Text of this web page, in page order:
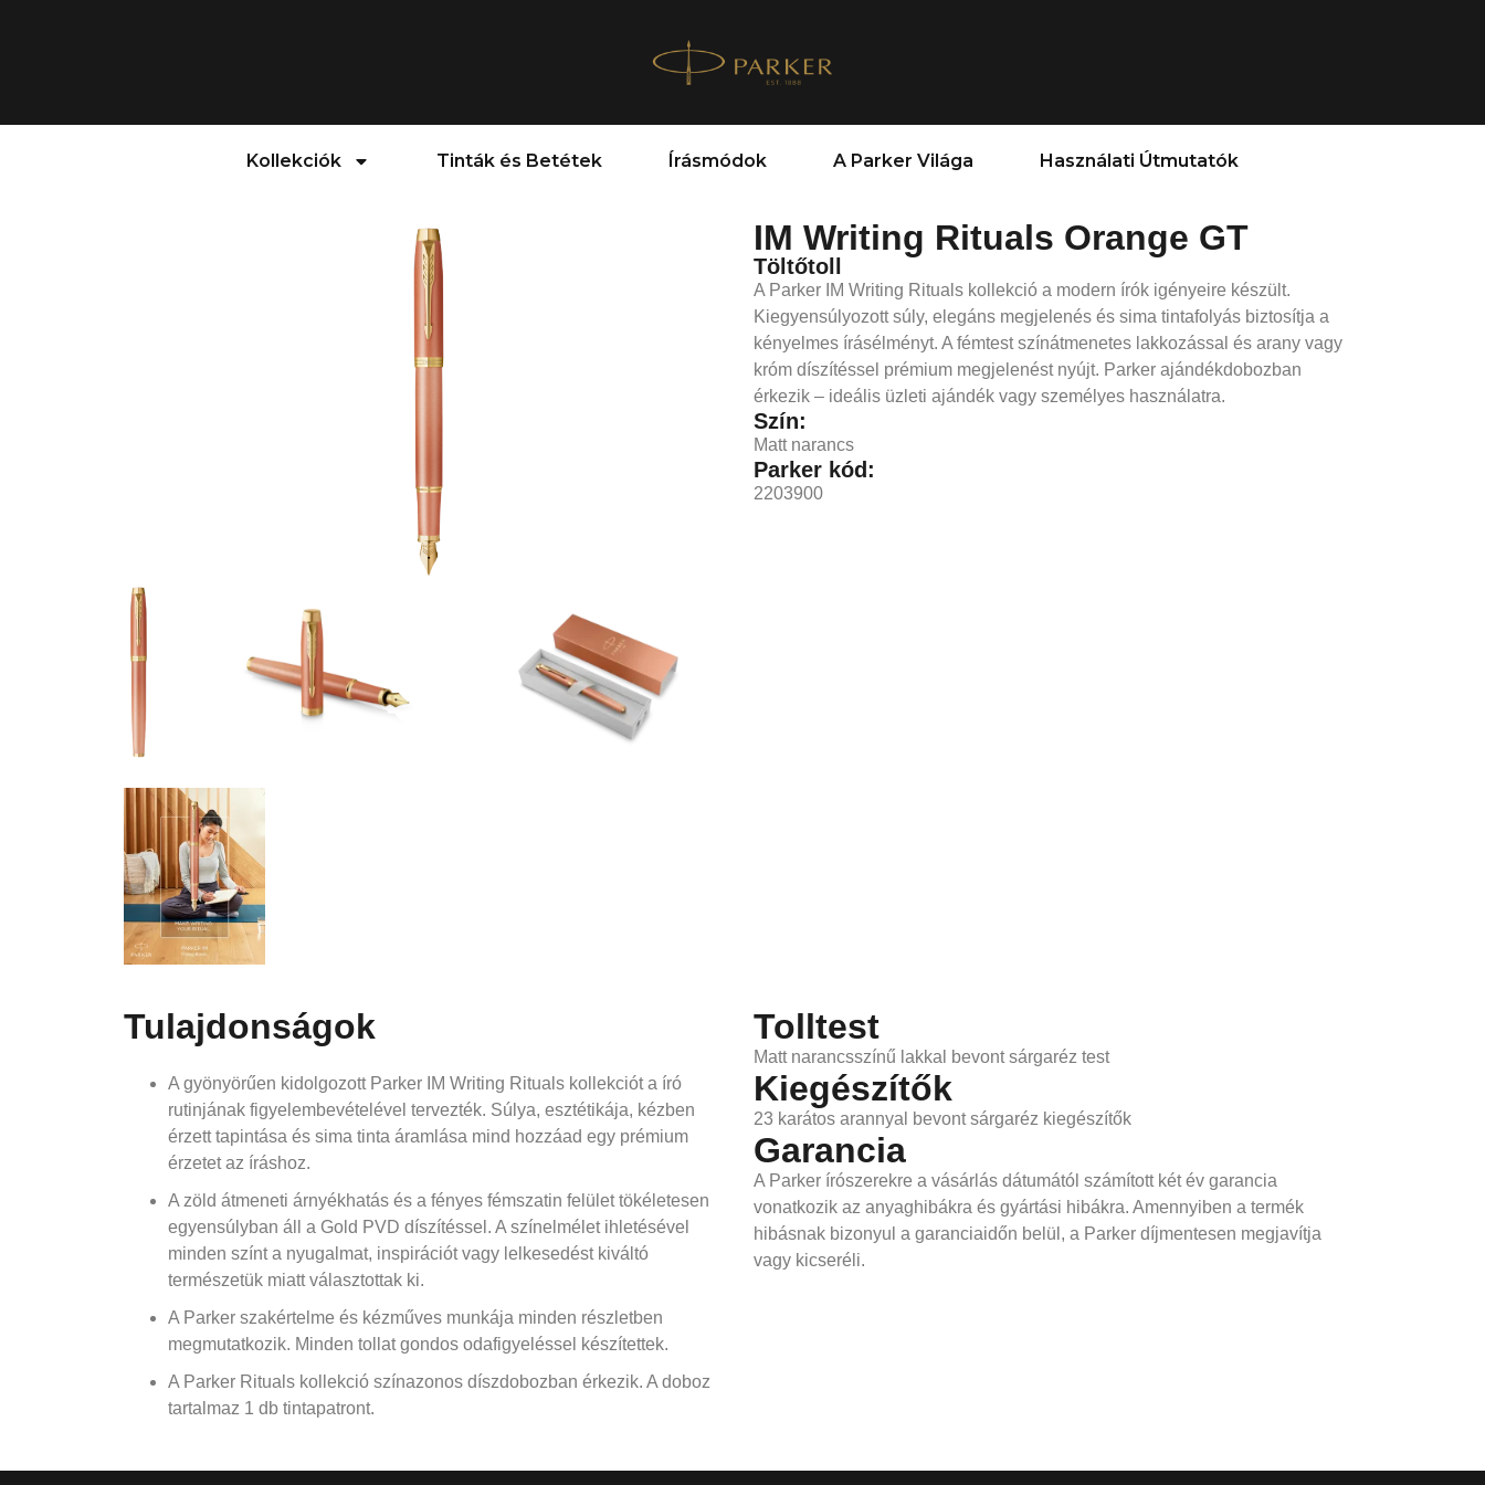
Kollekciók Tinták és Betétek Írásmódok A Parker Világa Használati Útmutatók
IM Writing Rituals Orange GT
Töltőtoll
A Parker IM Writing Rituals kollekció a modern írók igényeire készült.
Kiegyensúlyozott súly, elegáns megjelenés és sima tintafolyás biztosítja a
kényelmes írásélményt. A fémtest színátmenetes lakkozással és arany vagy
króm díszítéssel prémium megjelenést nyújt. Parker ajándékdobozban
érkezik – ideális üzleti ajándék vagy személyes használatra.
Szín:
Matt narancs
Parker kód:
2203900
Tulajdonságok
A gyönyörűen kidolgozott Parker IM Writing Rituals kollekciót a író
rutinjának figyelembevételével tervezték. Súlya, esztétikája, kézben
érzett tapintása és sima tinta áramlása mind hozzáad egy prémium
érzetet az íráshoz.
A zöld átmeneti árnyékhatás és a fényes fémszatin felület tökéletesen
egyensúlyban áll a Gold PVD díszítéssel. A színelmélet ihletésével
minden színt a nyugalmat, inspirációt vagy lelkesedést kiváltó
természetük miatt választottak ki.
A Parker szakértelme és kézműves munkája minden részletben
megmutatkozik. Minden tollat gondos odafigyeléssel készítettek.
A Parker Rituals kollekció színazonos díszdobozban érkezik. A doboz
tartalmaz 1 db tintapatront.
Tolltest
Matt narancsszínű lakkal bevont sárgaréz test
Kiegészítők
23 karátos arannyal bevont sárgaréz kiegészítők
Garancia
A Parker írószerekre a vásárlás dátumától számított két év garancia
vonatkozik az anyaghibákra és gyártási hibákra. Amennyiben a termék
hibásnak bizonyul a garanciaidőn belül, a Parker díjmentesen megjavítja
vagy kicseréli.